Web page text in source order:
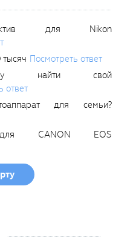
для Nikon
Посмотреть ответ
найти свой
ответ
для семьи?
CANON EOS